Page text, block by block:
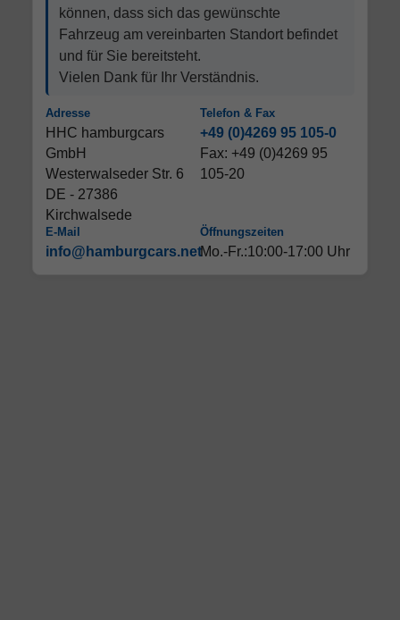
können, dass sich das gewünschte
Fahrzeug am vereinbarten Standort befindet
und für Sie bereitsteht.
Vielen Dank für Ihr Verständnis.
Adresse
HHC hamburgcars
GmbH
Westerwalseder Str. 6
DE - 27386
Kirchwalsede
Telefon & Fax
+49 (0)4269 95 105-0
Fax: +49 (0)4269 95
105-20
E-Mail
info@hamburgcars.net
Öffnungszeiten
Mo.-Fr.:10:00-17:00 Uhr